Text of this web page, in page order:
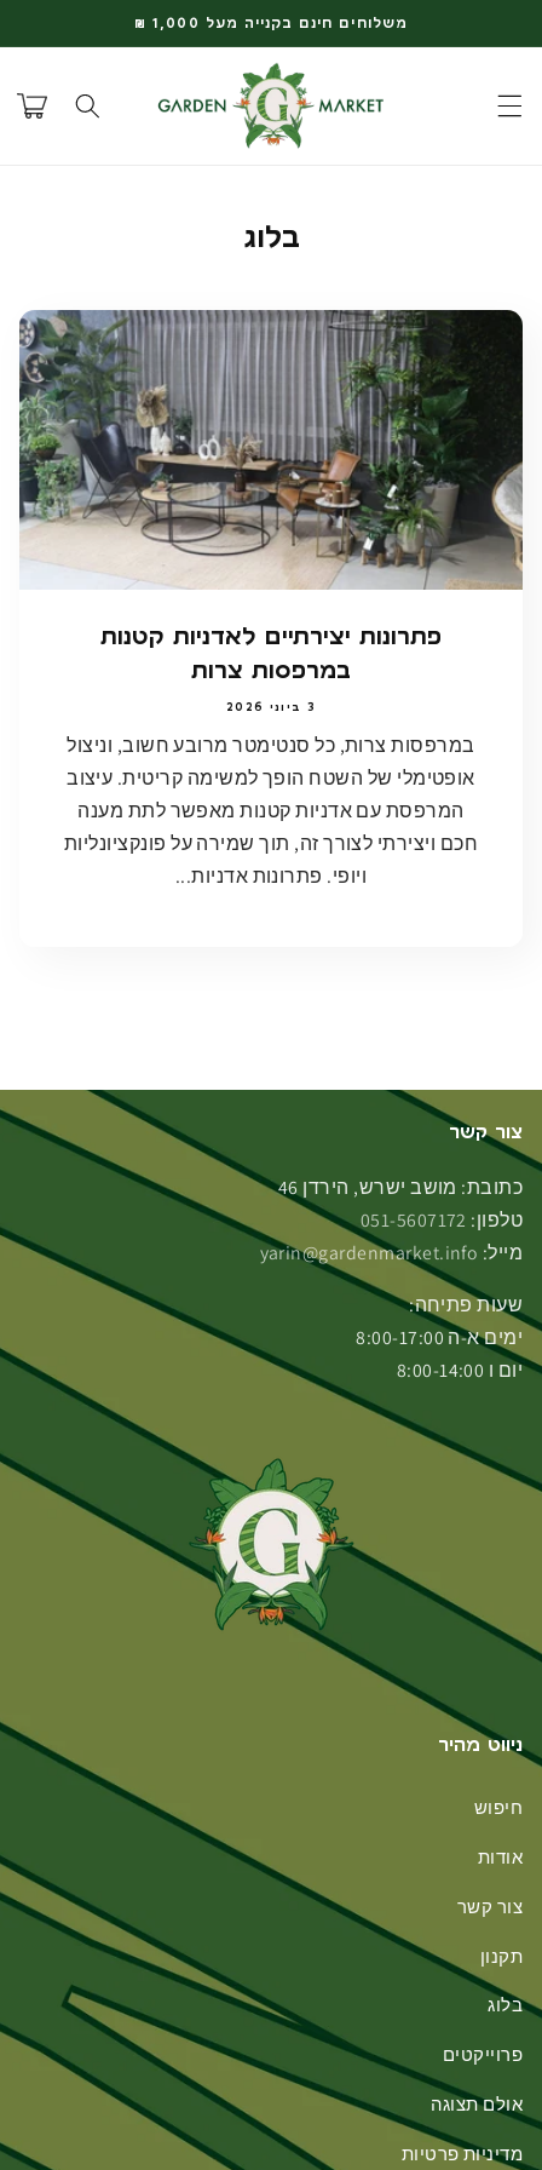
לתוכן
משלוחים חינם בקנייה מעל 1,000 ₪
עגלת
קניות
בלוג
פתרונות יצירתיים לאדניות קטנות
במרפסות צרות
3 ביוני 2026
במרפסות צרות, כל סנטימטר מרובע חשוב, וניצול
אופטימלי של השטח הופך למשימה קריטית. עיצוב
המרפסת עם אדניות קטנות מאפשר לתת מענה
חכם ויצירתי לצורך זה, תוך שמירה על פונקציונליות
ויופי. פתרונות אדניות...
צור קשר
כתובת: מושב ישרש, הירדן 46
טלפון: 051-5607172
מייל: yarin@gardenmarket.info
שעות פתיחה:
ימים א-ה 8:00-17:00
יום ו 8:00-14:00
ניווט מהיר
חיפוש
אודות
צור קשר
תקנון
בלוג
פרוייקטים
אולם תצוגה
מדיניות פרטיות